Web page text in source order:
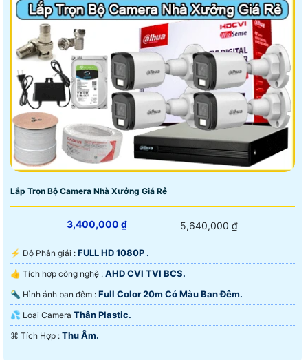
Lắp Trọn Bộ Camera Nhà Xưởng Giá Rẻ
3,400,000 ₫ 5,640,000 ₫
️⚡ Độ Phân giải : FULL HD 1080P .
👍 Tích hợp công nghệ : AHD CVI TVI BCS.
🔦 Hình ảnh ban đêm : Full Color 20m Có Màu Ban Ðêm.
💦 Loại Camera Thân Plastic.
️⌘ Tích Hợp : Thu Âm.